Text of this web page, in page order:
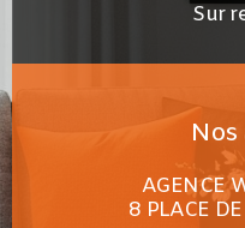
Sur
Nos
AGENCE
8 PLACE